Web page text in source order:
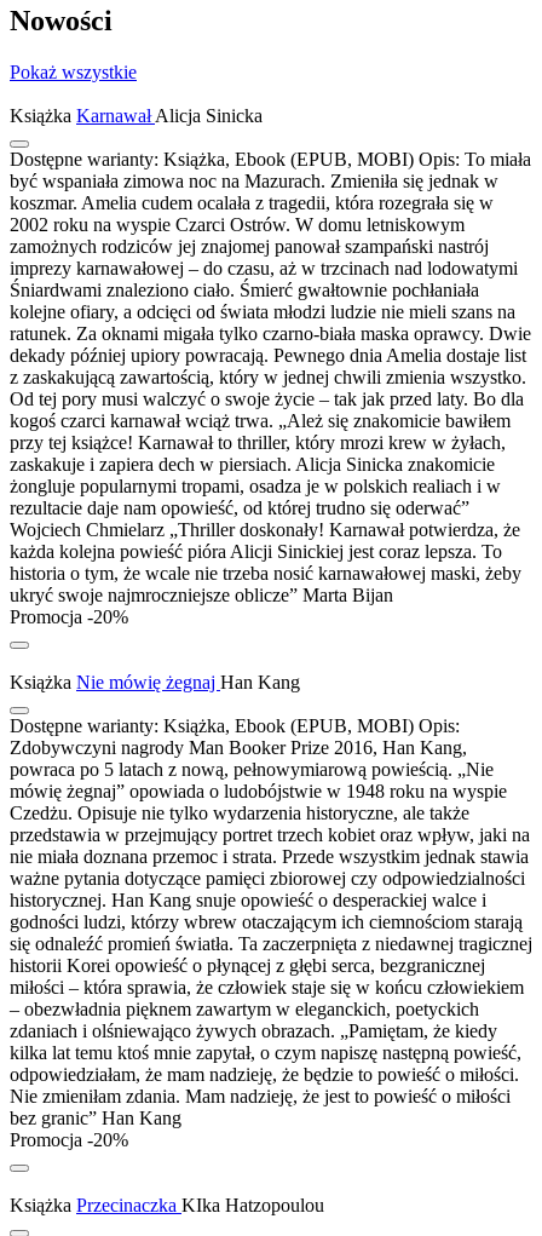
Nowości
Pokaż wszystkie
Książka KarnawałAlicja Sinicka
Dostępne warianty: Książka, Ebook (EPUB, MOBI) Opis: To miała
być wspaniała zimowa noc na Mazurach. Zmieniła się jednak w
koszmar. Amelia cudem ocalała z tragedii, która rozegrała się w
2002 roku na wyspie Czarci Ostrów. W domu letniskowym
zamożnych rodziców jej znajomej panował szampański nastrój
imprezy karnawałowej – do czasu, aż w trzcinach nad lodowatymi
Śniardwami znaleziono ciało. Śmierć gwałtownie pochłaniała
kolejne ofiary, a odcięci od świata młodzi ludzie nie mieli szans na
ratunek. Za oknami migała tylko czarno-biała maska oprawcy. Dwie
dekady później upiory powracają. Pewnego dnia Amelia dostaje list
z zaskakującą zawartością, który w jednej chwili zmienia wszystko.
Od tej pory musi walczyć o swoje życie – tak jak przed laty. Bo dla
kogoś czarci karnawał wciąż trwa. „Ależ się znakomicie bawiłem
przy tej książce! Karnawał to thriller, który mrozi krew w żyłach,
zaskakuje i zapiera dech w piersiach. Alicja Sinicka znakomicie
żongluje popularnymi tropami, osadza je w polskich realiach i w
rezultacie daje nam opowieść, od której trudno się oderwać”
Wojciech Chmielarz „Thriller doskonały! Karnawał potwierdza, że
każda kolejna powieść pióra Alicji Sinickiej jest coraz lepsza. To
historia o tym, że wcale nie trzeba nosić karnawałowej maski, żeby
ukryć swoje najmroczniejsze oblicze” Marta Bijan
Promocja -20%
Książka Nie mówię żegnaj Han Kang
Dostępne warianty: Książka, Ebook (EPUB, MOBI) Opis:
Zdobywczyni nagrody Man Booker Prize 2016, Han Kang,
powraca po 5 latach z nową, pełnowymiarową powieścią. „Nie
mówię żegnaj” opowiada o ludobójstwie w 1948 roku na wyspie
Czedżu. Opisuje nie tylko wydarzenia historyczne, ale także
przedstawia w przejmujący portret trzech kobiet oraz wpływ, jaki na
nie miała doznana przemoc i strata. Przede wszystkim jednak stawia
ważne pytania dotyczące pamięci zbiorowej czy odpowiedzialności
historycznej. Han Kang snuje opowieść o desperackiej walce i
godności ludzi, którzy wbrew otaczającym ich ciemnościom starają
się odnaleźć promień światła. Ta zaczerpnięta z niedawnej tragicznej
historii Korei opowieść o płynącej z głębi serca, bezgranicznej
miłości – która sprawia, że człowiek staje się w końcu człowiekiem
– obezwładnia pięknem zawartym w eleganckich, poetyckich
zdaniach i olśniewająco żywych obrazach. „Pamiętam, że kiedy
kilka lat temu ktoś mnie zapytał, o czym napiszę następną powieść,
odpowiedziałam, że mam nadzieję, że będzie to powieść o miłości.
Nie zmieniłam zdania. Mam nadzieję, że jest to powieść o miłości
bez granic” Han Kang
Promocja -20%
Książka Przecinaczka KIka Hatzopoulou